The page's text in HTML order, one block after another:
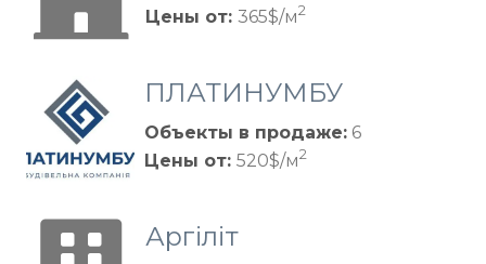
Цены от: 365$/м2
ПЛАТИНУМБУ
Д
Объекты в продаже: 6
Цены от: 520$/м2
Аргіліт